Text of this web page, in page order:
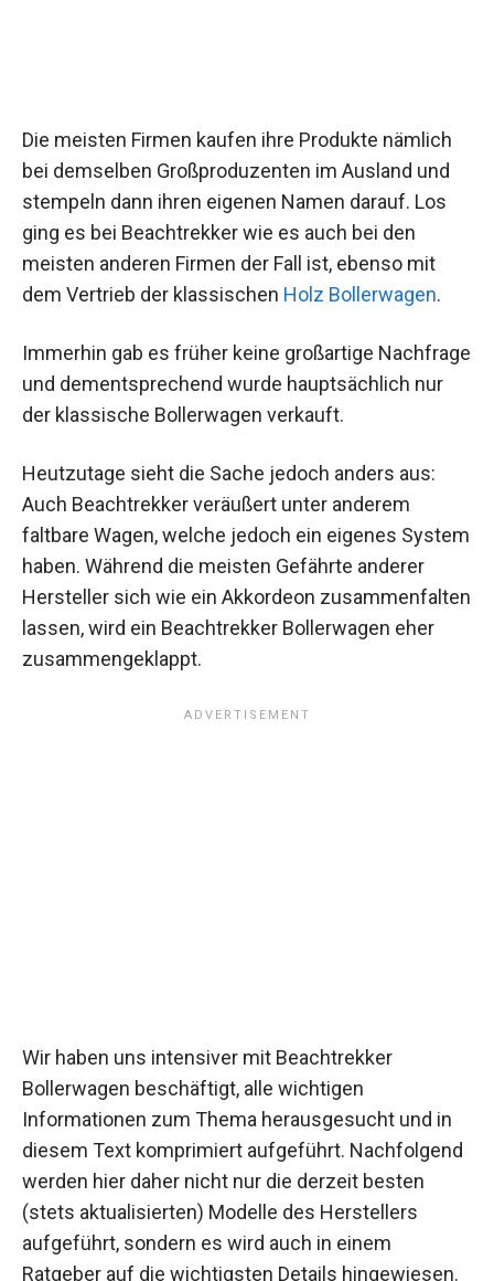
Die meisten Firmen kaufen ihre Produkte nämlich
bei demselben Großproduzenten im Ausland und
stempeln dann ihren eigenen Namen darauf. Los
ging es bei Beachtrekker wie es auch bei den
meisten anderen Firmen der Fall ist, ebenso mit
dem Vertrieb der klassischen Holz Bollerwagen.
Immerhin gab es früher keine großartige Nachfrage
und dementsprechend wurde hauptsächlich nur
der klassische Bollerwagen verkauft.
Heutzutage sieht die Sache jedoch anders aus:
Auch Beachtrekker veräußert unter anderem
faltbare Wagen, welche jedoch ein eigenes System
haben. Während die meisten Gefährte anderer
Hersteller sich wie ein Akkordeon zusammenfalten
lassen, wird ein Beachtrekker Bollerwagen eher
zusammengeklappt.
Wir haben uns intensiver mit Beachtrekker
Bollerwagen beschäftigt, alle wichtigen
Informationen zum Thema herausgesucht und in
diesem Text komprimiert aufgeführt. Nachfolgend
werden hier daher nicht nur die derzeit besten
(stets aktualisierten) Modelle des Herstellers
aufgeführt, sondern es wird auch in einem
Ratgeber auf die wichtigsten Details hingewiesen.